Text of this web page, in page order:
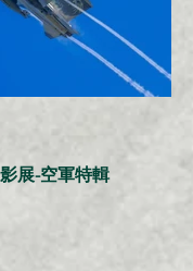
展-空軍特輯